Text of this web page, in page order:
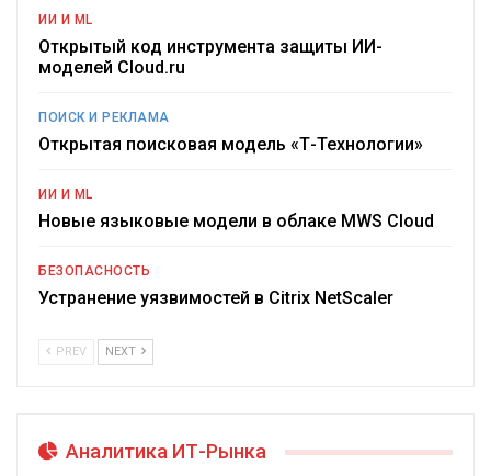
ИИ И ML
Открытый код инструмента защиты ИИ-
моделей Cloud.ru
ПОИСК И РЕКЛАМА
Открытая поисковая модель «Т-Технологии»
ИИ И ML
Новые языковые модели в облаке MWS Cloud
БЕЗОПАСНОСТЬ
Устранение уязвимостей в Citrix NetScaler
PREV NEXT
Аналитика ИТ-Рынка